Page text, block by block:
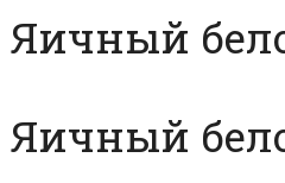
Яичный
Яичный